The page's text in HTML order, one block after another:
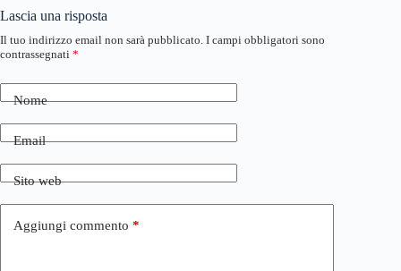
Lascia una risposta
Il tuo indirizzo email non sarà pubblicato. I campi obbligatori sono
contrassegnati *
Nome
Email
Sito web
Aggiungi commento *